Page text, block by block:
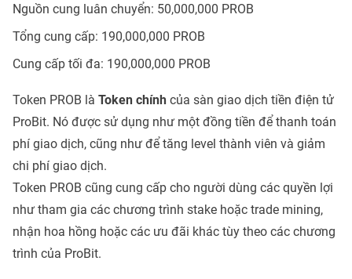
Nguồn cung luân chuyển: 50,000,000 PROB
Tổng cung cấp: 190,000,000 PROB
Cung cấp tối đa: 190,000,000 PROB
Token PROB là Token chính của sàn giao dịch tiền điện tử
ProBit. Nó được sử dụng như một đồng tiền để thanh toán
phí giao dịch, cũng như để tăng level thành viên và giảm
chi phí giao dịch.
Token PROB cũng cung cấp cho người dùng các quyền lợi
như tham gia các chương trình stake hoặc trade mining,
nhận hoa hồng hoặc các ưu đãi khác tùy theo các chương
trình của ProBit.